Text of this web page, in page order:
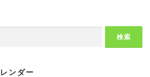
ンダー